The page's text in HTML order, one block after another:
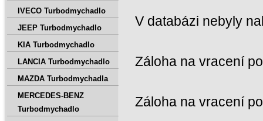
V databázi nebyly
Záloha na vracení
Záloha na vracení
IVECO Turbodmychadlo
JEEP Turbodmychadlo
KIA Turbodmychadlo
LANCIA Turbodmychadlo
MAZDA Turbodmychadla
MERCEDES-BENZ
Turbodmychadlo